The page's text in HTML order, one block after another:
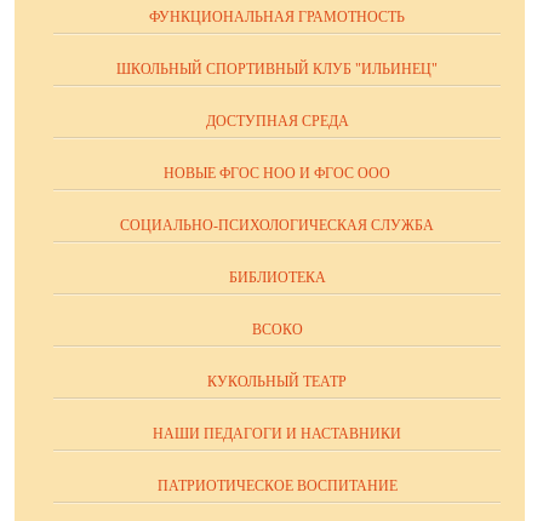
ФУНКЦИОНАЛЬНАЯ ГРАМОТНОСТЬ
ШКОЛЬНЫЙ СПОРТИВНЫЙ КЛУБ "ИЛЬИНЕЦ"
ДОСТУПНАЯ СРЕДА
НОВЫЕ ФГОС НОО И ФГОС ООО
СОЦИАЛЬНО-ПСИХОЛОГИЧЕСКАЯ СЛУЖБА
БИБЛИОТЕКА
ВСОКО
КУКОЛЬНЫЙ ТЕАТР
НАШИ ПЕДАГОГИ И НАСТАВНИКИ
ПАТРИОТИЧЕСКОЕ ВОСПИТАНИЕ